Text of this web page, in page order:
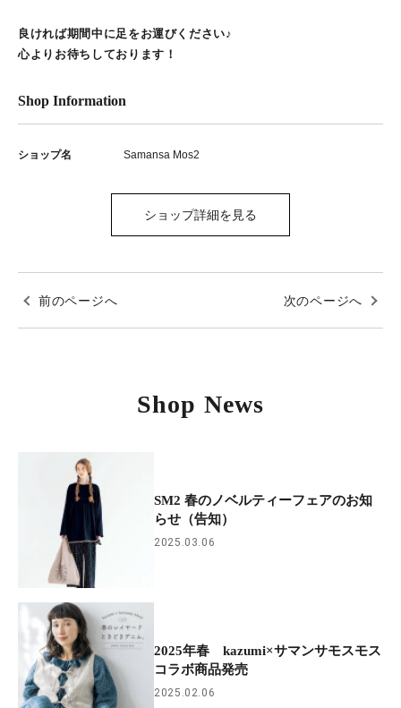
良ければ期間中に足をお運びください♪
心よりお待ちしております！
Shop Information
ショップ名 Samansa Mos2
ショップ詳細を見る
前のページへ 次のページへ
Shop News
SM2 春のノベルティーフェアのお知
らせ（告知）
2025.03.06
2025年春 kazumi×サマンサモスモス
コラボ商品発売
2025.02.06